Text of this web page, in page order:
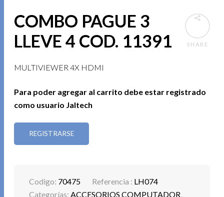
SHARE
COMBO PAGUE 3
LLEVE 4 COD. 11391
MULTIVIEWER 4X HDMI
Para poder agregar al carrito debe estar registrado
como usuario Jaltech
REGISTRARSE
Codigo: 70475 Referencia : LH074
Categorías:ACCESORIOS COMPUTADOR,